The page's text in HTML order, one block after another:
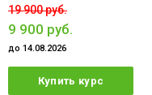
19 900 руб.
9 900 руб.
до 14.08.2026
Купить курс